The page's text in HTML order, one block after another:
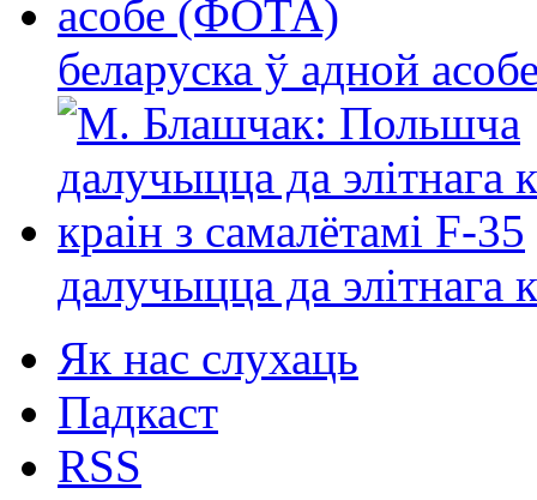
беларуска ў адной
далучыцца да элітнага
Як нас слухаць
Падкаст
RSS